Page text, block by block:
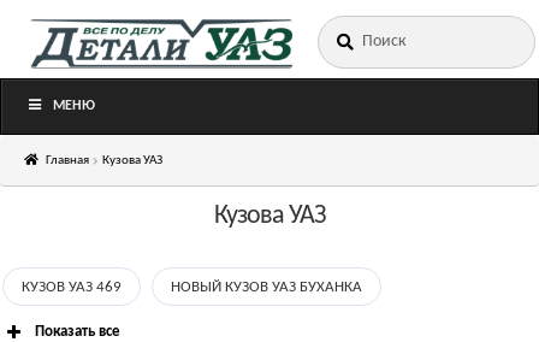
Перейти
Перейти
Искать:
МЕНЮ
Главная Кузова УАЗ
Кузова УАЗ
КУЗОВ УАЗ 469 НОВЫЙ КУЗОВ УАЗ БУХАНКА
Показать все